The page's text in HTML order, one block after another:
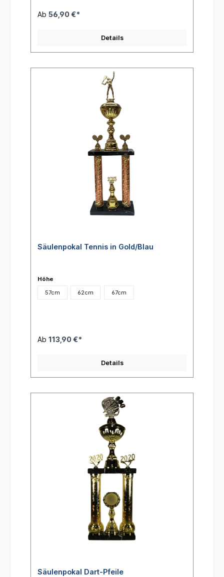
Ab 56,90 €*
Details
Säulenpokal Tennis in Gold/Blau
Höhe
57cm
62cm 67cm
Ab 113,90 €*
Details
Säulenpokal Dart-Pfeile